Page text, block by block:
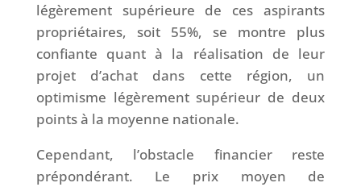
légèrement supérieure de ces aspirants
propriétaires, soit 55%, se montre plus
confiante quant à la réalisation de leur
projet d’achat dans cette région, un
optimisme légèrement supérieur de deux
points à la moyenne nationale.
Cependant, l’obstacle financier reste
prépondérant. Le prix moyen de